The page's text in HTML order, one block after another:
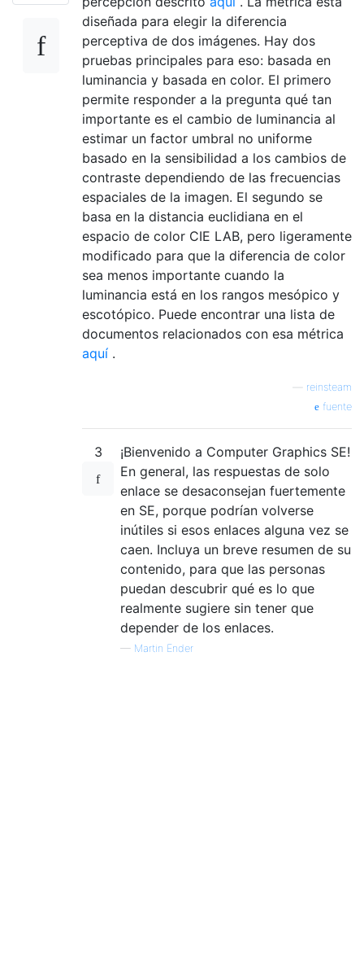
diseñada para elegir la diferencia
perceptiva de dos imágenes. Hay dos
pruebas principales para eso: basada en
luminancia y basada en color. El primero
permite responder a la pregunta qué tan
importante es el cambio de luminancia al
estimar un factor umbral no uniforme
basado en la sensibilidad a los cambios de
contraste dependiendo de las frecuencias
espaciales de la imagen. El segundo se
basa en la distancia euclidiana en el
espacio de color CIE LAB, pero ligeramente
modificado para que la diferencia de color
sea menos importante cuando la
luminancia está en los rangos mesópico y
escotópico. Puede encontrar una lista de
documentos relacionados con esa métrica
aquí .
reinsteam
fuente
3
¡Bienvenido a Computer Graphics SE!
En general, las respuestas de solo
enlace se desaconsejan fuertemente
en SE, porque podrían volverse
inútiles si esos enlaces alguna vez se
caen. Incluya un breve resumen de su
contenido, para que las personas
puedan descubrir qué es lo que
realmente sugiere sin tener que
depender de los enlaces.
— Martin Ender